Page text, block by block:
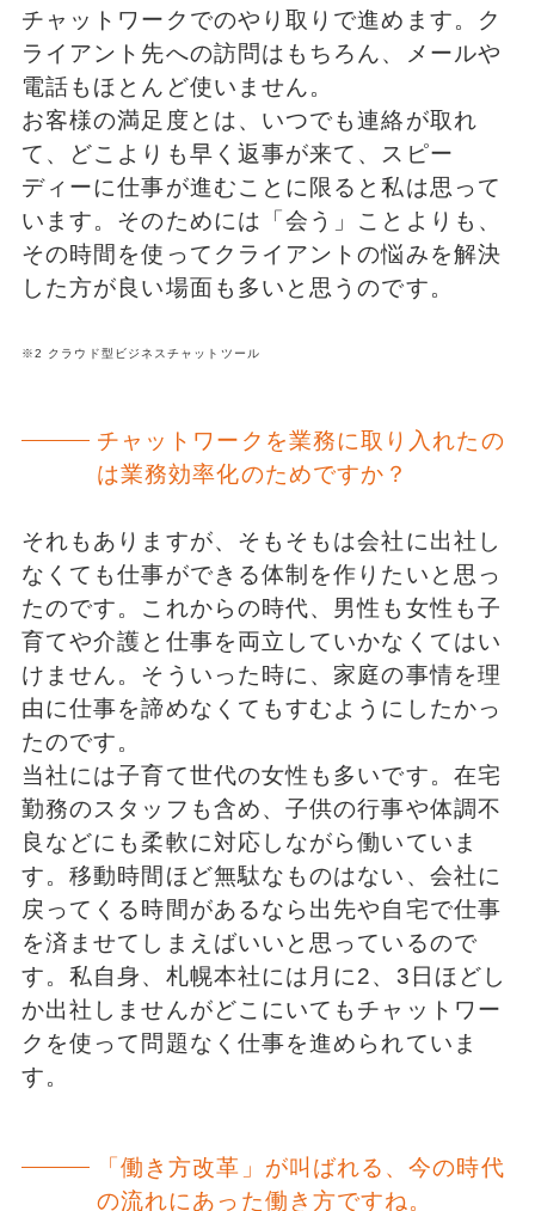
チャットワークでのやり取りで進めます。ク
ライアント先への訪問はもちろん、メールや
電話もほとんど使いません。
お客様の満足度とは、いつでも連絡が取れ
て、どこよりも早く返事が来て、スピー
ディーに仕事が進むことに限ると私は思って
います。そのためには「会う」ことよりも、
その時間を使ってクライアントの悩みを解決
した方が良い場面も多いと思うのです。
※2 クラウド型ビジネスチャットツール
チャットワークを業務に取り入れたの
は業務効率化のためですか？
それもありますが、そもそもは会社に出社し
なくても仕事ができる体制を作りたいと思っ
たのです。これからの時代、男性も女性も子
育てや介護と仕事を両立していかなくてはい
けません。そういった時に、家庭の事情を理
由に仕事を諦めなくてもすむようにしたかっ
たのです。
当社には子育て世代の女性も多いです。在宅
勤務のスタッフも含め、子供の行事や体調不
良などにも柔軟に対応しながら働いていま
す。移動時間ほど無駄なものはない、会社に
戻ってくる時間があるなら出先や自宅で仕事
を済ませてしまえばいいと思っているので
す。私自身、札幌本社には月に2、3日ほどし
か出社しませんがどこにいてもチャットワー
クを使って問題なく仕事を進められていま
す。
「働き方改革」が叫ばれる、今の時代
の流れにあった働き方ですね。